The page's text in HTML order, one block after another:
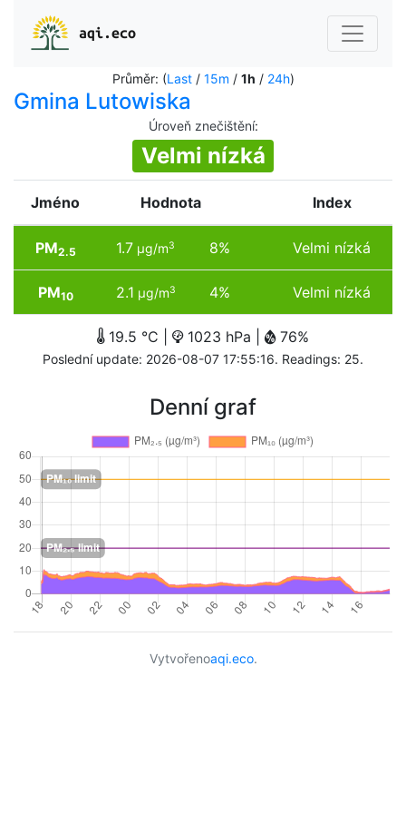
aqi.eco
Průměr: (Last/ 15m / 1h / 24h)
Gmina Lutowiska
Úroveň znečištění:
Velmi nízká
Jméno Hodnota Index
PM2.5 1.7 µg/m3 8% Velmi nízká
PM10 2.1 µg/m3 4% Velmi nízká
19.5 °C | 1023 hPa | 76%
Poslední update: 2026-08-07 17:55:16. Readings: 25.
Denní graf
Vytvořenoaqi.eco.